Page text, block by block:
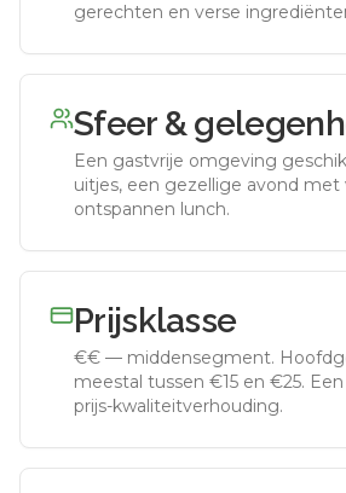
gerechten en verse
Sfeer &
Een gastvrije omgeving
uitjes, een gezellige avond met
ontspannen lunch.
Prijsklasse
€€ — middensegment.
meestal tussen €15 en €25.
prijs-kwaliteitverhouding.